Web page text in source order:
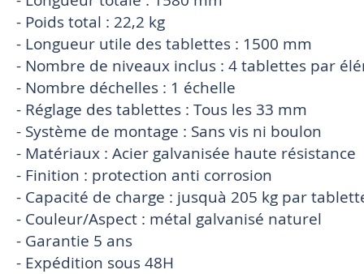
- Poids total : 22,2 kg
- Longueur utile des tablettes : 1500 mm
- Nombre de niveaux inclus : 4 tablettes par
- Nombre déchelles : 1 échelle
- Réglage des tablettes : Tous les 33 mm
- Système de montage : Sans vis ni boulon
- Matériaux : Acier galvanisée haute résistance
- Finition : protection anti corrosion
- Capacité de charge : jusquà 205 kg par
- Couleur/Aspect : métal galvanisé naturel
- Garantie 5 ans
- Expédition sous 48H